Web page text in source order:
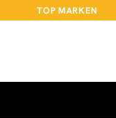
TOP MARKEN